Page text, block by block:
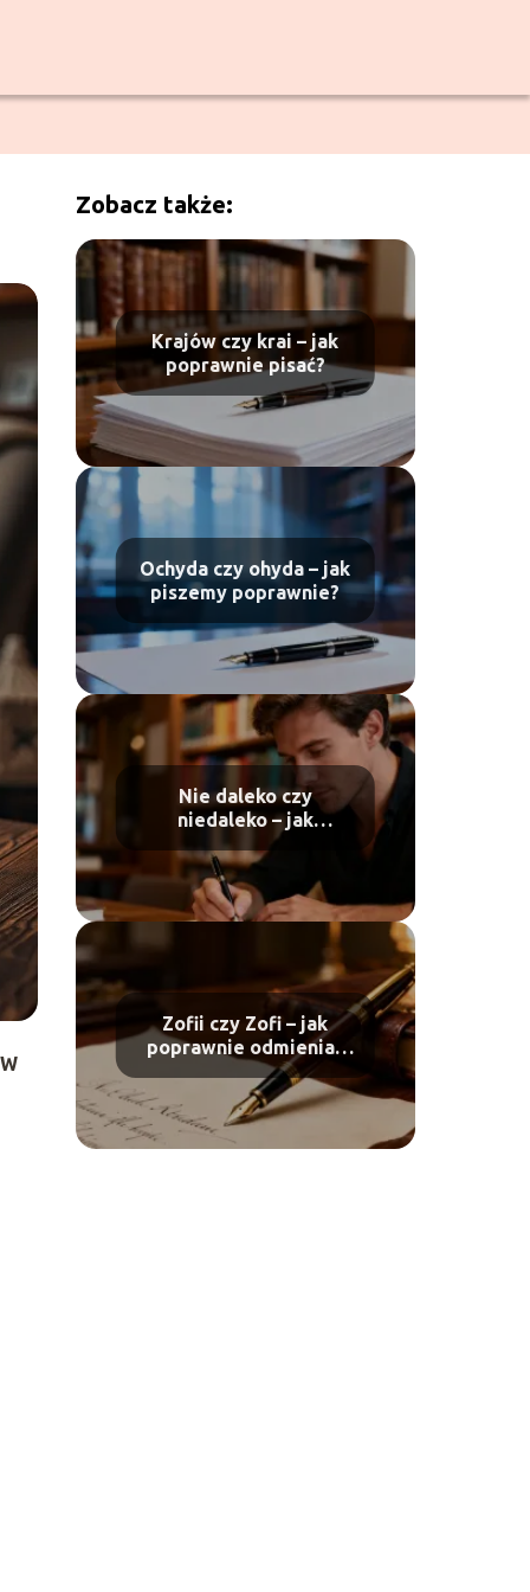
Zobacz także:
Krajów czy krai – jak
poprawnie pisać?
Ochyda czy ohyda – jak
piszemy poprawnie?
Nie daleko czy
niedaleko – jak
poprawnie pisać?
Zofii czy Zofi – jak
poprawnie odmieniać
to imię?